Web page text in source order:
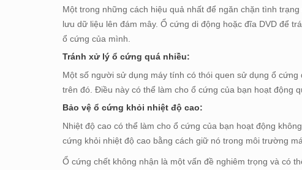
Một trong những cách hiệu quả nhất để ngăn chặn tình
lưu dữ liệu lên đám mây. Ổ cứng di động hoặc đĩa DVD để
ổ cứng của mình.
Tránh xử lý ổ cứng quá nhiều:
Một số người sử dụng máy tính có thói quen sử dụng ổ
trên đó. Điều này có thể làm cho ổ cứng của bạn hoạt động
Bảo vệ ổ cứng khỏi nhiệt độ cao:
Nhiệt độ cao có thể làm cho ổ cứng của bạn hoạt động
cứng khỏi nhiệt độ cao bằng cách giữ nó trong môi trường
Ổ cứng chết không nhận là một vấn đề nghiêm trọng và có